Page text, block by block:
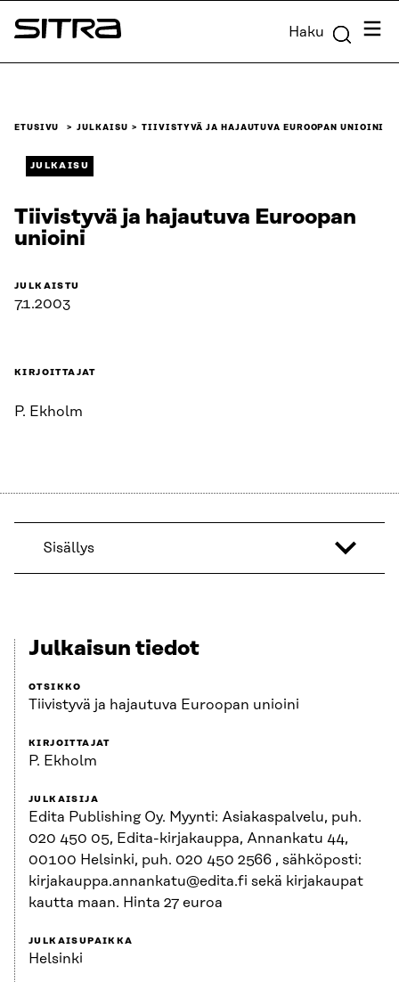
Siirry
suoraan
Sitra Haku
ETUSIVU JULKAISU TIIVISTYVÄ JA HAJAUTUVA EUROOPAN UNIOINI
JULKAISU
Tiivistyvä ja hajautuva Euroopan
unioini
JULKAISTU
7.1.2003
KIRJOITTAJAT
P. Ekholm
Sisällys
Julkaisun tiedot
OTSIKKO
Tiivistyvä ja hajautuva Euroopan unioini
KIRJOITTAJAT
P. Ekholm
JULKAISIJA
Edita Publishing Oy. Myynti: Asiakaspalvelu, puh.
020 450 05, Edita-kirjakauppa, Annankatu 44,
00100 Helsinki, puh. 020 450 2566 , sähköposti:
kirjakauppa.annankatu@edita.fi sekä kirjakaupat
kautta maan. Hinta 27 euroa
JULKAISUPAIKKA
Helsinki